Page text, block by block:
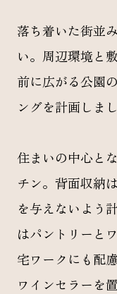
落ち着いた街並
い。周辺環境と
前に広がる公園
ングを計画しまし
住まいの中心と
チン。背面収納
を与えないよう
はパントリーと
宅ワークにも配
ワインセラーを